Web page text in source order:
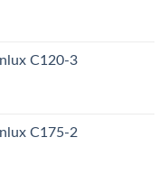
C120-3
C175-2